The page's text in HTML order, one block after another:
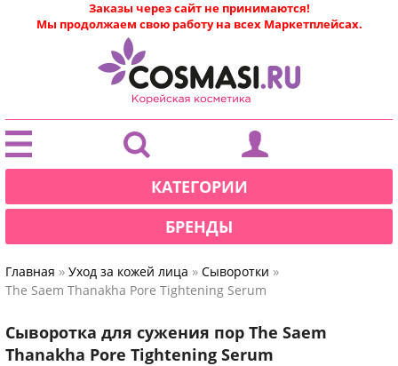
|
Заказы через сайт не принимаются!
Мы продолжаем свою работу на всех Маркетплейсах.
КАТЕГОРИИ
БРЕНДЫ
Главная » Уход за кожей лица » Сыворотки »
The Saem Thanakha Pore Tightening Serum
Сыворотка для сужения пор The Saem
Thanakha Pore Tightening Serum